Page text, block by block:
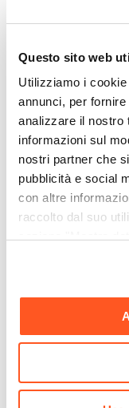
Questo sito web
Utilizziamo i
annunci, per
analizzare il nostro
informazioni sul
nostri partner che
pubblicità e social
con altre
raccolto dal suo
momento. Per
Proteggi
evitando
intemperie. Metti
copertura,
per la cura
e la
protettive. Non
non specifici,
l’arredo. È
prodotti chimici
Prodotto
adatta ad
Tipologia
Set bistrot
Numero
3 elementi
Serie
Raspin
Sedia
Numero
2 elementi
Ti